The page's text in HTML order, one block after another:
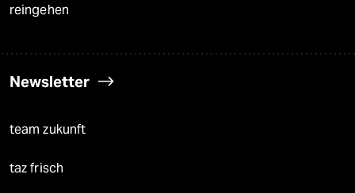
reingehen
Newsletter
team zukunft
taz frisch